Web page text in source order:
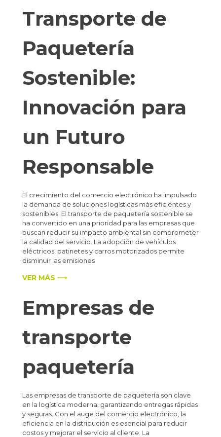
Transporte de
Paquetería
Sostenible:
Innovación para
un Futuro
Responsable
El crecimiento del comercio electrónico ha impulsado
la demanda de soluciones logísticas más eficientes y
sostenibles. El transporte de paquetería sostenible se
ha convertido en una prioridad para las empresas que
buscan reducir su impacto ambiental sin comprometer
la calidad del servicio. La adopción de vehículos
eléctricos, patinetes y carros motorizados permite
disminuir las emisiones
VER MÁS ⟶
Empresas de
transporte
paquetería
Las empresas de transporte de paquetería son clave
en la logística moderna, garantizando entregas rápidas
y seguras. Con el auge del comercio electrónico, la
eficiencia en la distribución es esencial para reducir
costos y mejorar el servicio al cliente. La